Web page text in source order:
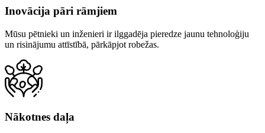
Inovācija pāri rāmjiem
Mūsu pētnieki un inženieri ir ilggadēja pieredze jaunu tehnoloģiju
un risinājumu attīstībā, pārkāpjot robežas.
Nākotnes daļa